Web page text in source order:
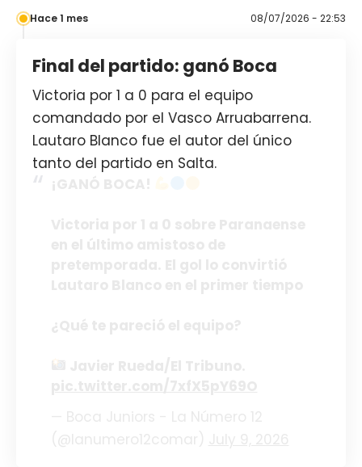
Hace 1 mes 08/07/2026 - 22:53
Final del partido: ganó Boca
Victoria por 1 a 0 para el equipo
comandado por el Vasco Arruabarrena.
Lautaro Blanco fue el autor del único
tanto del partido en Salta.